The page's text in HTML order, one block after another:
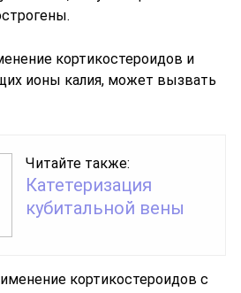
кортикостероидов и
ионы калия, может вызвать
Читайте также:
Катетеризация
кубитальной вены
кортикостероидов с